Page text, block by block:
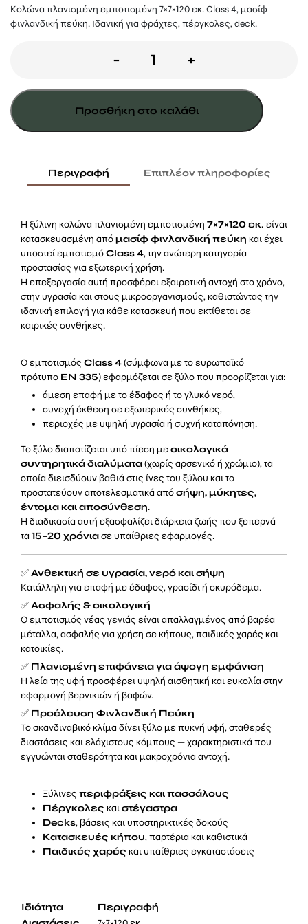
Κολώνα πλανισμένη εμποτισμένη 7×7×120 εκ. Class 4, μασίφ
φινλανδική πεύκη. Ιδανική για φράχτες, πέργκολες, deck.
-
Κολώνα
Πλανισμένη
Εμποτισμένη
+
Προσθήκη στο καλάθι
Περιγραφή Επιπλέον πληροφορίες
Η ξύλινη κολώνα πλανισμένη εμποτισμένη 7×7×120 εκ. είναι
κατασκευασμένη απόμασίφ φινλανδική πεύκη και έχει
υποστεί εμποτισμόClass 4, την ανώτερη κατηγορία
προστασίας για εξωτερική χρήση.
Η επεξεργασία αυτή προσφέρει εξαιρετική αντοχή στο χρόνο,
στην υγρασία και στους μικροοργανισμούς, καθιστώντας την
ιδανική επιλογή για κάθε κατασκευή που εκτίθεται σε
καιρικές συνθήκες.
Ο εμποτισμός Class 4(σύμφωνα με το ευρωπαϊκό
πρότυπο EN 335) εφαρμόζεται σε ξύλο που προορίζεται για:
άμεση επαφή με το έδαφος ή το γλυκό νερό,
συνεχή έκθεση σε εξωτερικές συνθήκες,
περιοχές με υψηλή υγρασία ή συχνή καταπόνηση.
Το ξύλο διαποτίζεται υπό πίεση μεοικολογικά
συντηρητικά διαλύματα(χωρίς αρσενικό ή χρώμιο), τα
οποία διεισδύουν βαθιά στις ίνες του ξύλου και το
προστατεύουν αποτελεσματικά απόσήψη, μύκητες,
έντομα και αποσύνθεση.
Η διαδικασία αυτή εξασφαλίζει διάρκεια ζωής που ξεπερνά
τα 15–20 χρόνιασε υπαίθριες εφαρμογές.
✅Ανθεκτική σε υγρασία, νερό και σήψη
Κατάλληλη για επαφή με έδαφος, γρασίδι ή σκυρόδεμα.
✅Ασφαλής & οικολογική
Ο εμποτισμός νέας γενιάς είναι απαλλαγμένος από βαρέα
μέταλλα, ασφαλής για χρήση σε κήπους, παιδικές χαρές και
κατοικίες.
✅ Πλανισμένη επιφάνεια για άψογη εμφάνιση
Η λεία της υφή προσφέρει υψηλή αισθητική και ευκολία στην
εφαρμογή βερνικιών ή βαφών.
✅ Προέλευση Φινλανδική Πεύκη
Το σκανδιναβικό κλίμα δίνει ξύλο με πυκνή υφή, σταθερές
διαστάσεις και ελάχιστους κόμπους — χαρακτηριστικά που
εγγυώνται σταθερότητα και μακροχρόνια αντοχή.
Ξύλινες περιφράξεις και πασσάλους
Πέργκολες καιστέγαστρα
Decks, βάσεις και υποστηρικτικές δοκούς
Κατασκευές κήπου, παρτέρια και καθιστικά
Παιδικές χαρές και υπαίθριες εγκαταστάσεις
Ιδιότητα
Περιγραφή